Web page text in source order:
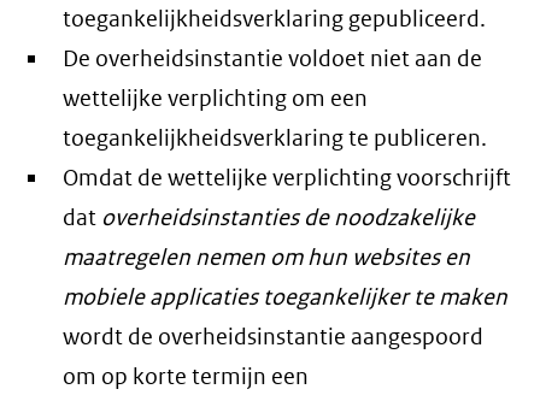
toegankelijkheidsverklaring gepubliceerd.
De overheidsinstantie voldoet niet aan de
wettelijke verplichting om een
toegankelijkheidsverklaring te publiceren.
Omdat de wettelijke verplichting voorschrijft
dat overheidsinstanties de noodzakelijke
maatregelen nemen om hun websites en
mobiele applicaties toegankelijker te maken
wordt de overheidsinstantie aangespoord
om op korte termijn een